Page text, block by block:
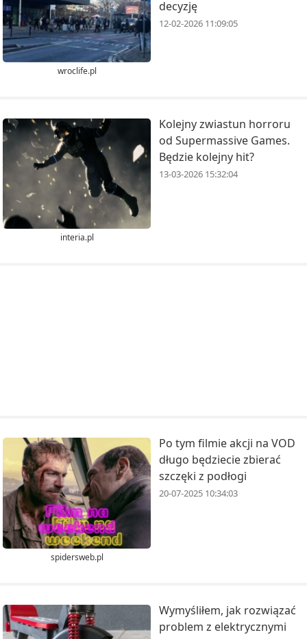
wroclife.pl
decyzję
12-02-2026 11:09:05
interia.pl
Kolejny zwiastun horroru
od Supermassive Games.
Będzie kolejny hit?
13-03-2026 15:32:04
spidersweb.pl
Po tym filmie akcji na VOD
długo będziecie zbierać
szczęki z podłogi
20-07-2025 10:34:03
Wymyśliłem, jak rozwiązać
problem z elektrycznymi